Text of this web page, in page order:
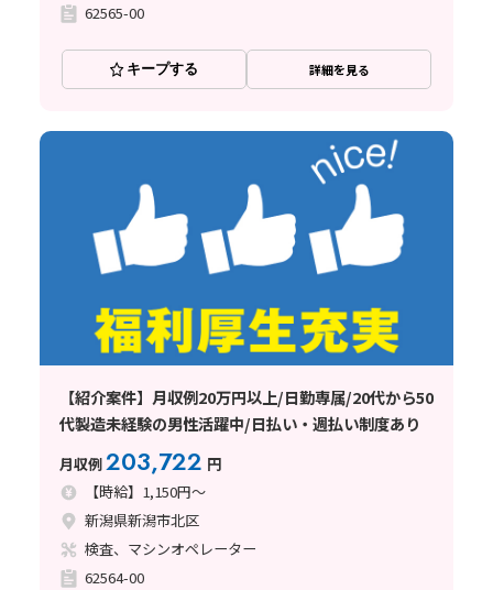
62565-00
キープする 詳細を見る
【紹介案件】月収例20万円以上/日勤専属/20代から50
代製造未経験の男性活躍中/日払い・週払い制度あり
月収例203,722 円
【時給】1,150円～
新潟県新潟市北区
検査、マシンオペレーター
62564-00